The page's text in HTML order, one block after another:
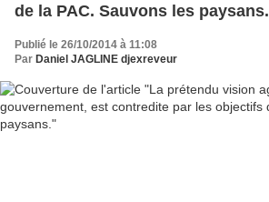
de la PAC. Sauvons les paysans.
Publié le 26/10/2014 à 11:08
Par Daniel JAGLINE djexreveur